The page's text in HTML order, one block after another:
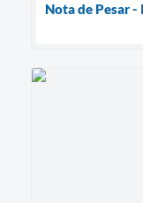
Nota de Pesar -